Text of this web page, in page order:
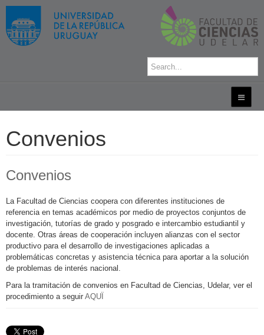
Convenios
Convenios
La Facultad de Ciencias coopera con diferentes instituciones de
referencia en temas académicos por medio de proyectos conjuntos de
investigación, tutorías de grado y posgrado e intercambio estudiantil y
docente. Otras áreas de cooperación incluyen alianzas con el sector
productivo para el desarrollo de investigaciones aplicadas a
problemáticas concretas y asistencia técnica para aportar a la solución
de problemas de interés nacional.
Para la tramitación de convenios en Facultad de Ciencias, Udelar, ver el
procedimiento a seguir AQUÏ